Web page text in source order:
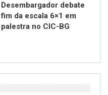
Desembargador debate
fim da escala 6×1 em
palestra no CIC-BG